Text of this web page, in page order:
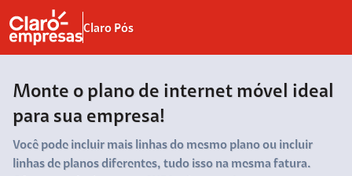
Claro Pós
Monte o plano de internet móvel ideal
para sua empresa!
Você pode incluir mais linhas do mesmo plano ou incluir
linhas de planos diferentes, tudo isso na mesma fatura.